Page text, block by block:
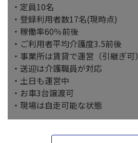
・定員10名
・登録利用者数17名(現時点)
・稼働率60％前後
・ご利用者平均介護度3.5前後
・事業所は賃貸で運営（引継ぎ可）
・送迎は介護職員が対応
・土日も運営中
・お車3台譲渡可
・現場は自走可能な状態